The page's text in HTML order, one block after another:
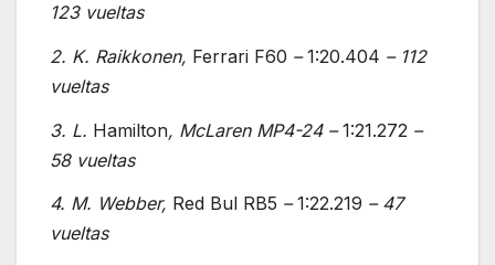
123 vueltas
2. K. Raikkonen, Ferrari F60 –1:20.404 – 112
vueltas
3. L. Hamilton, McLaren MP4-24–1:21.272 –
58 vueltas
4. M. Webber, Red Bul RB5 –1:22.219 – 47
vueltas